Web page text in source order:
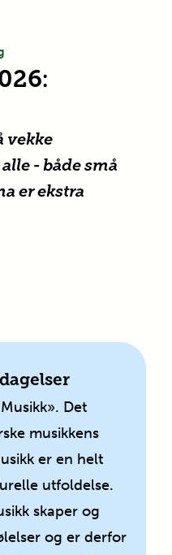
vekke
- både små
er ekstra
Det
musikkens
er en helt
utfoldelse.
skaper og
og er derfor